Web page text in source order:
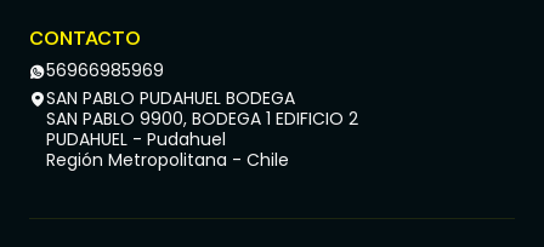
CONTACTO
56966985969
SAN PABLO PUDAHUEL BODEGA
SAN PABLO 9900, BODEGA 1 EDIFICIO 2
PUDAHUEL - Pudahuel
Región Metropolitana - Chile